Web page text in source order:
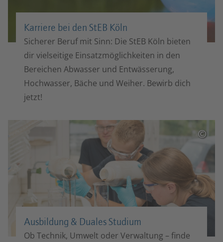
Karriere bei den StEB Köln
Sicherer Beruf mit Sinn: Die StEB Köln bieten
dir vielseitige Einsatzmöglichkeiten in den
Bereichen Abwasser und Entwässerung,
Hochwasser, Bäche und Weiher. Bewirb dich
jetzt!
©
Ausbildung & Duales Studium
Ob Technik, Umwelt oder Verwaltung – finde